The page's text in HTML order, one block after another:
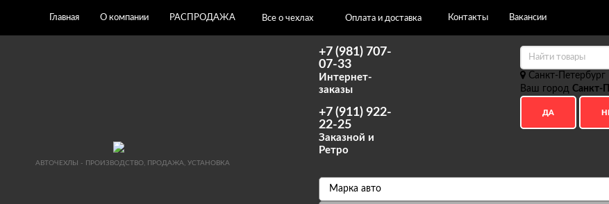
Главная О компании РАСПРОДАЖА Все о чехлах Оплата и доставка Контакты Вакансии
АВТОЧЕХЛЫ - ПРОИЗВОДСТВО, ПРОДАЖА, УСТАНОВКА
+7 (981) 707-
07-33
Интернет-
заказы
+7 (911) 922-
22-25
Заказной и
Ретро
Санкт-Петербург
Ваш город Санкт-